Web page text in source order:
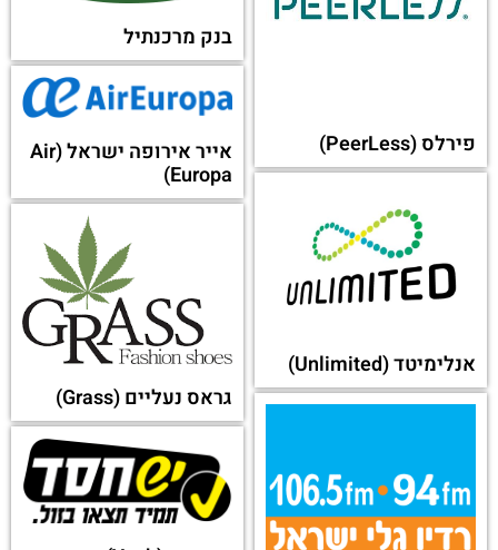
בנק מרכנתיל
פירלס (PeerLess) אייר אירופה ישראל (Air
אנלימיטד (Unlimited)
גראס נעליים (Grass)